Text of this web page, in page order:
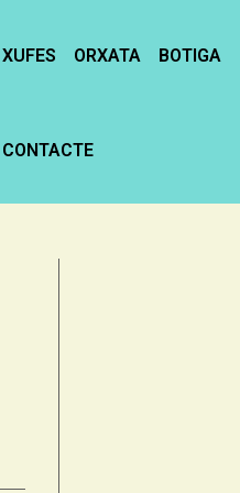
XUFES ORXATA BOTIGA
CONTACTE